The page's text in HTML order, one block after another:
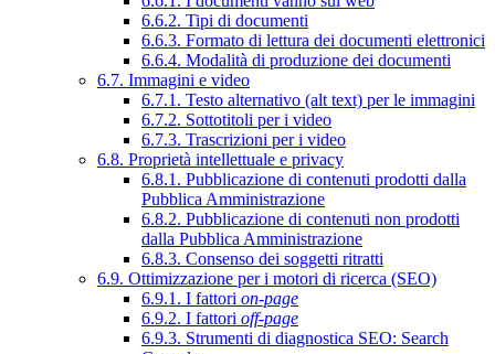
6.6.2. Tipi di documenti
6.6.3. Formato di lettura dei documenti elettronici
6.6.4. Modalità di produzione dei documenti
6.7. Immagini e video
6.7.1. Testo alternativo (alt text) per le immagini
6.7.2. Sottotitoli per i video
6.7.3. Trascrizioni per i video
6.8. Proprietà intellettuale e privacy
6.8.1. Pubblicazione di contenuti prodotti dalla
Pubblica Amministrazione
6.8.2. Pubblicazione di contenuti non prodotti
dalla Pubblica Amministrazione
6.8.3. Consenso dei soggetti ritratti
6.9. Ottimizzazione per i motori di ricerca (SEO)
6.9.1. I fattori on-page
6.9.2. I fattori off-page
6.9.3. Strumenti di diagnostica SEO: Search